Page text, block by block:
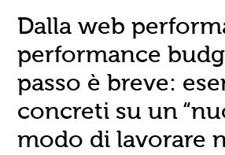
Dalla web
performance
passo è breve:
concreti su un
modo di lavorare